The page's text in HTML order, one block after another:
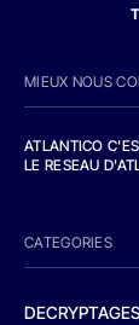
MIEUX NOUS
ATLANTICO
LE RESEAU
CATEGORIES
DECRYPTAGES